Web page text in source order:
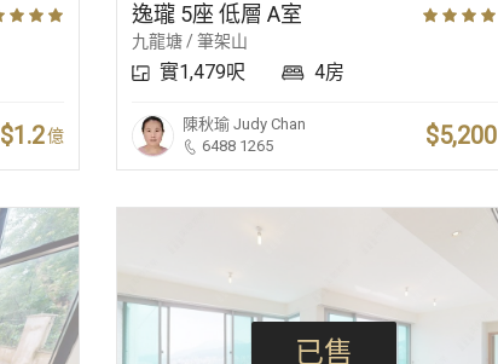
$1.2億
逸瓏 5座 低層 A室
九龍塘 / 筆架山
實1,479呎 4房
陳秋瑜Judy Chan
6488 1265
$5,200
已售